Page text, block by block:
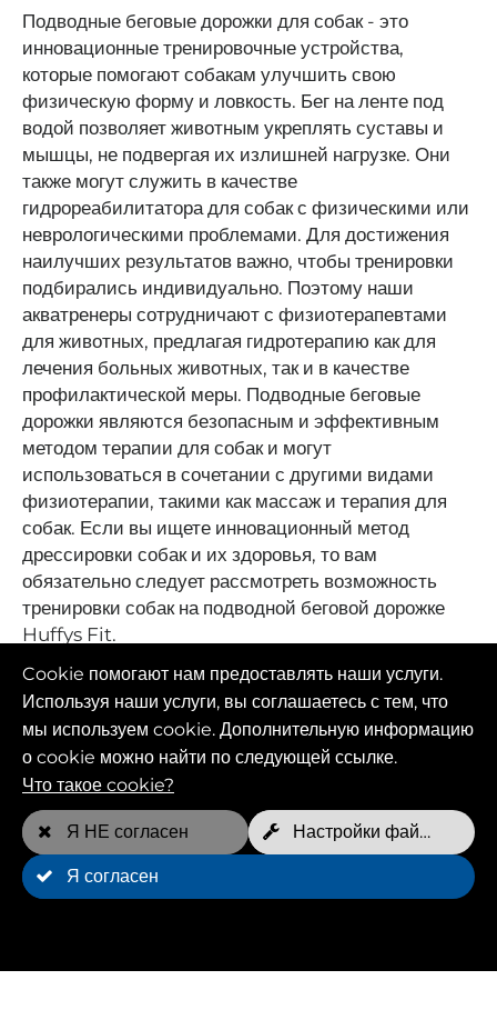
Подводные беговые дорожки для собак - это
инновационные тренировочные устройства,
которые помогают собакам улучшить свою
физическую форму и ловкость. Бег на ленте под
водой позволяет животным укреплять суставы и
мышцы, не подвергая их излишней нагрузке. Они
также могут служить в качестве
гидрореабилитатора для собак с физическими или
неврологическими проблемами. Для достижения
наилучших результатов важно, чтобы тренировки
подбирались индивидуально. Поэтому наши
акватренеры сотрудничают с физиотерапевтами
для животных, предлагая гидротерапию как для
лечения больных животных, так и в качестве
профилактической меры. Подводные беговые
дорожки являются безопасным и эффективным
методом терапии для собак и могут
использоваться в сочетании с другими видами
физиотерапии, такими как массаж и терапия для
собак. Если вы ищете инновационный метод
дрессировки собак и их здоровья, то вам
обязательно следует рассмотреть возможность
тренировки собак на подводной беговой дорожке
Huffys Fit.
Возможные области
Cookie помогают нам предоставлять наши услуги.
Используя наши услуги, вы соглашаетесь с тем, что
мы используем cookie. Дополнительную информацию
о cookie можно найти по следующей ссылке.
Что такое cookie?
Я НЕ согласен Настройки файлов cookie
Я согласен